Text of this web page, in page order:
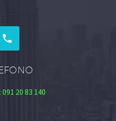


091 20 83 140